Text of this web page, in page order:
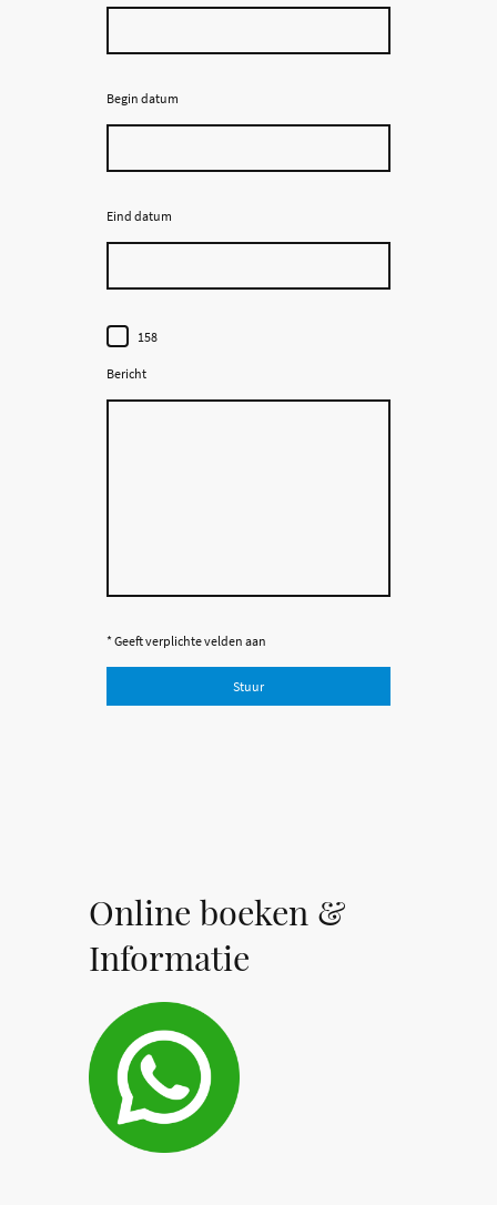
Begin datum
Eind datum
158
Bericht
* Geeft verplichte velden aan
Stuur
Online boeken &
Informatie